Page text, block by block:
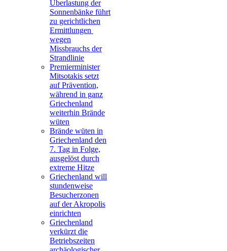
Überlastung der
Sonnenbänke führt
zu gerichtlichen
Ermittlungen
wegen
Missbrauchs der
Strandlinie
Premierminister
Mitsotakis setzt
auf Prävention,
während in ganz
Griechenland
weiterhin Brände
wüten
Brände wüten in
Griechenland den
7. Tag in Folge,
ausgelöst durch
extreme Hitze
Griechenland will
stundenweise
Besucherzonen
auf der Akropolis
einrichten
Griechenland
verkürzt die
Betriebszeiten